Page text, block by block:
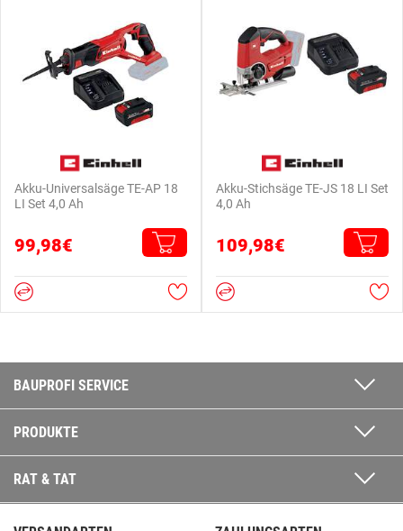
Akku-Universalsäge TE-AP 18
LI Set 4,0 Ah
99,98€
Akku-Stichsäge TE-JS 18 LI Set
4,0 Ah
109,98€
BAUPROFI SERVICE
PRODUKTE
RAT & TAT